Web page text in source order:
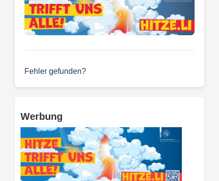
Fehler gefunden?
Werbung